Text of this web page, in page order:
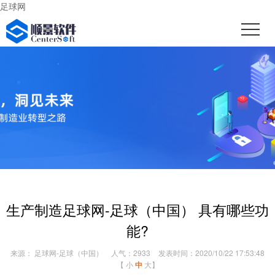
足球网
生产制造足球网-足球（中国） 具有哪些功
能?
来源： 足球网-足球（中国） 人气：2933
发表时间：2020/10/22 17:53:48
【 小 中 大】